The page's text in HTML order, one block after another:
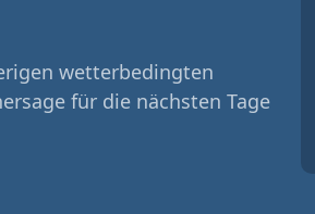
wetterbedingten
für die nächsten Tage